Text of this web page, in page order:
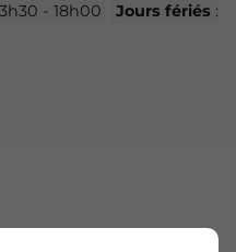
- 18h00 Jours fériés: